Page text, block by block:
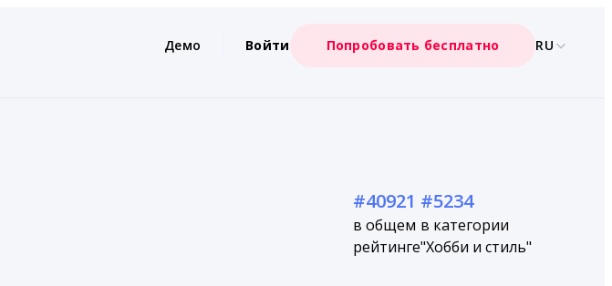
Демо Войти Попробовать бесплатно RU
#40921
в общем
рейтинге
#5234
в категории
"Хобби и стиль"